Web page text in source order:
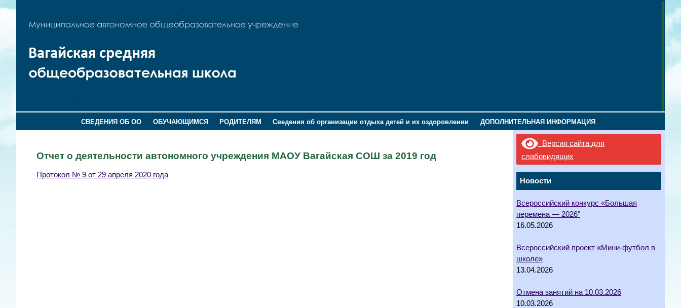
СВЕДЕНИЯ ОБ ОО ОБУЧАЮЩИМСЯ РОДИТЕЛЯМ Сведения об организации отдыха детей и их оздоровлении ДОПОЛНИТЕЛЬНАЯ ИНФОРМАЦИЯ
Версия сайта для
слабовидящих
Новости
Всероссийский конкурс «Большая
перемена — 2026″
16.05.2026
Всероссийский проект «Мини-футбол в
школе»
13.04.2026
Отмена занятий на 10.03.2026
10.03.2026
Отчет о деятельности автономного учреждения МАОУ Вагайская СОШ за 2019 год
Протокол № 9 от 29 апреля 2020 года